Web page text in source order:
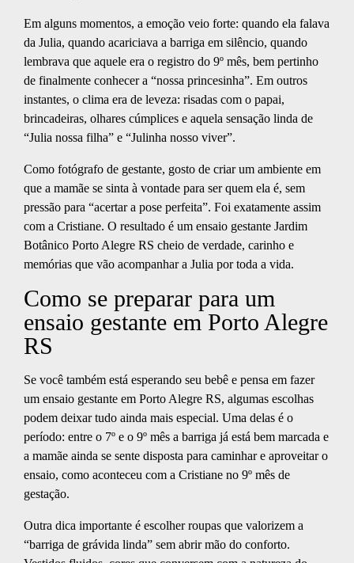
Em alguns momentos, a emoção veio forte: quando ela falava
da Julia, quando acariciava a barriga em silêncio, quando
lembrava que aquele era o registro do 9º mês, bem pertinho
de finalmente conhecer a “nossa princesinha”. Em outros
instantes, o clima era de leveza: risadas com o papai,
brincadeiras, olhares cúmplices e aquela sensação linda de
“Julia nossa filha” e “Julinha nosso viver”.
Como fotógrafo de gestante, gosto de criar um ambiente em
que a mamãe se sinta à vontade para ser quem ela é, sem
pressão para “acertar a pose perfeita”. Foi exatamente assim
com a Cristiane. O resultado é um ensaio gestante Jardim
Botânico Porto Alegre RS cheio de verdade, carinho e
memórias que vão acompanhar a Julia por toda a vida.
Como se preparar para um
ensaio gestante em Porto Alegre
RS
Se você também está esperando seu bebê e pensa em fazer
um ensaio gestante em Porto Alegre RS, algumas escolhas
podem deixar tudo ainda mais especial. Uma delas é o
período: entre o 7º e o 9º mês a barriga já está bem marcada e
a mamãe ainda se sente disposta para caminhar e aproveitar o
ensaio, como aconteceu com a Cristiane no 9º mês de
gestação.
Outra dica importante é escolher roupas que valorizem a
“barriga de grávida linda” sem abrir mão do conforto.